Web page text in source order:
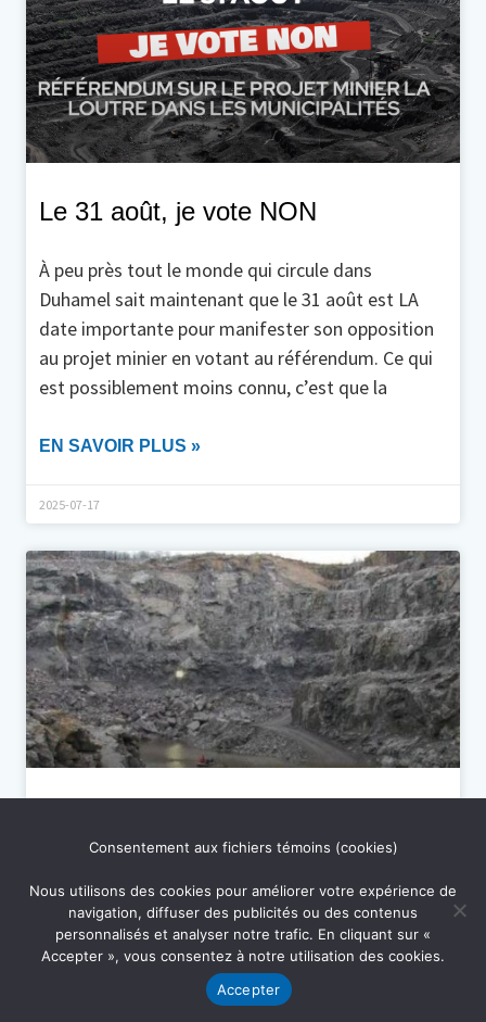
Le 31 août, je vote NON
À peu près tout le monde qui circule dans
Duhamel sait maintenant que le 31 août est LA
date importante pour manifester son opposition
au projet minier en votant au référendum. Ce qui
est possiblement moins connu, c’est que la
EN SAVOIR PLUS »
2025-07-17
NON – mise à jour et dernières
nouvelles
Pour donner suite à notre courriel du 2 juillet
dernier annonçant le lancement de la campagne
du NON et la réunion du 5 juillet, nous aimerions
Consentement aux fichiers témoins (cookies)
Nous utilisons des cookies pour améliorer votre expérience de
navigation, diffuser des publicités ou des contenus
personnalisés et analyser notre trafic. En cliquant sur «
Accepter », vous consentez à notre utilisation des cookies.
Accepter